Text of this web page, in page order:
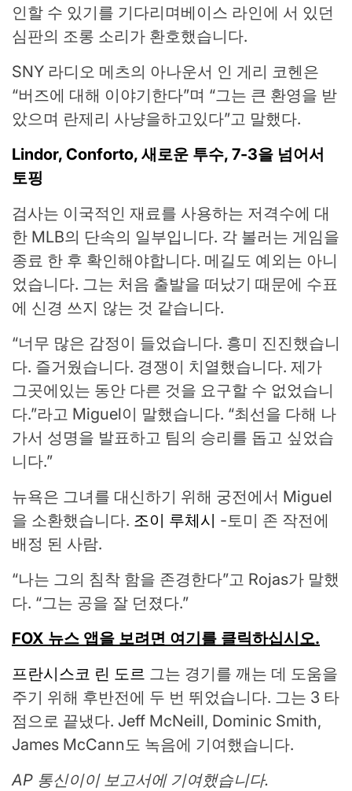
인할 수 있기를 기다리며베이스 라인에 서 있던
심판의 조롱 소리가 환호했습니다.
SNY 라디오 메츠의 아나운서 인 게리 코헨은
“버즈에 대해 이야기한다”며 “그는 큰 환영을 받
았으며 란제리 사냥을하고있다”고 말했다.
Lindor, Conforto, 새로운 투수, 7-3을 넘어서
토핑
검사는 이국적인 재료를 사용하는 저격수에 대
한 MLB의 단속의 일부입니다. 각 볼러는 게임을
종료 한 후 확인해야합니다. 메길도 예외는 아니
었습니다. 그는 처음 출발을 떠났기 때문에 수표
에 신경 쓰지 않는 것 같습니다.
“너무 많은 감정이 들었습니다. 흥미 진진했습니
다. 즐거웠습니다. 경쟁이 치열했습니다. 제가
그곳에있는 동안 다른 것을 요구할 수 없었습니
다.”라고 Miguel이 말했습니다. “최선을 다해 나
가서 성명을 발표하고 팀의 승리를 돕고 싶었습
니다.”
뉴욕은 그녀를 대신하기 위해 궁전에서 Miguel
을 소환했습니다. 조이 루체시 -토미 존 작전에
배정 된 사람.
“나는 그의 침착 함을 존경한다”고 Rojas가 말했
다. “그는 공을 잘 던졌다.”
FOX 뉴스 앱을 보려면 여기를 클릭하십시오.
프란시스코 린 도르 그는 경기를 깨는 데 도움을
주기 위해 후반전에 두 번 뛰었습니다. 그는 3 타
점으로 끝냈다. Jeff McNeill, Dominic Smith,
James McCann도 녹음에 기여했습니다.
AP 통신이이 보고서에 기여했습니다.